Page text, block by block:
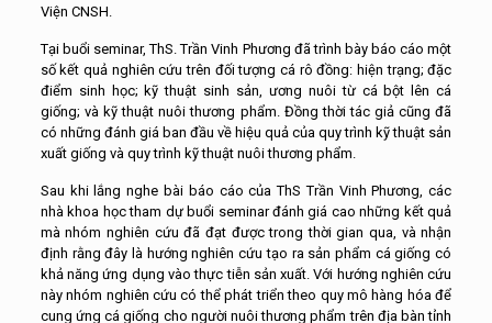
Viện CNSH.
Tại buổi seminar, ThS. Trần Vinh Phương đã trình bày báo cáo một
số kết quả nghiên cứu trên đối tượng cá rô đồng: hiện trạng; đặc
điểm sinh học; kỹ thuật sinh sản, ương nuôi từ cá bột lên cá
giống; và kỹ thuật nuôi thương phẩm. Đồng thời tác giả cũng đã
có những đánh giá ban đầu về hiệu quả của quy trình kỹ thuật sản
xuất giống và quy trình kỹ thuật nuôi thương phẩm.
Sau khi lắng nghe bài báo cáo của ThS Trần Vinh Phương, các
nhà khoa học tham dự buổi seminar đánh giá cao những kết quả
mà nhóm nghiên cứu đã đạt được trong thời gian qua, và nhận
định rằng đây là hướng nghiên cứu tạo ra sản phẩm cá giống có
khả năng ứng dụng vào thực tiễn sản xuất. Với hướng nghiên cứu
này nhóm nghiên cứu có thể phát triển theo quy mô hàng hóa để
cung ứng cá giống cho người nuôi thương phẩm trên địa bàn tỉnh